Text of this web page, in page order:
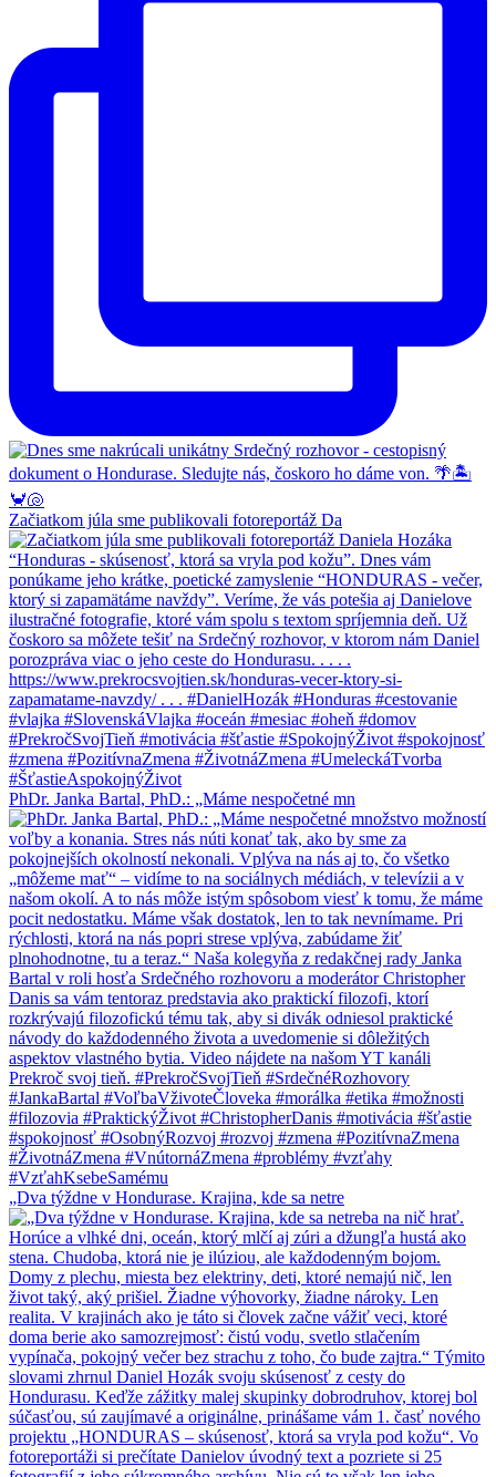
Začiatkom júla sme publikovali fotoreportáž Da
PhDr. Janka Bartal, PhD.: „Máme nespočetné mn
„Dva týždne v Hondurase. Krajina, kde sa netre